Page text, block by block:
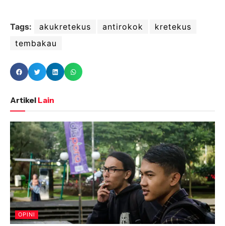
Tags: akukretekus antirokok
kretekus
tembakau
Artikel Lain
OPINI